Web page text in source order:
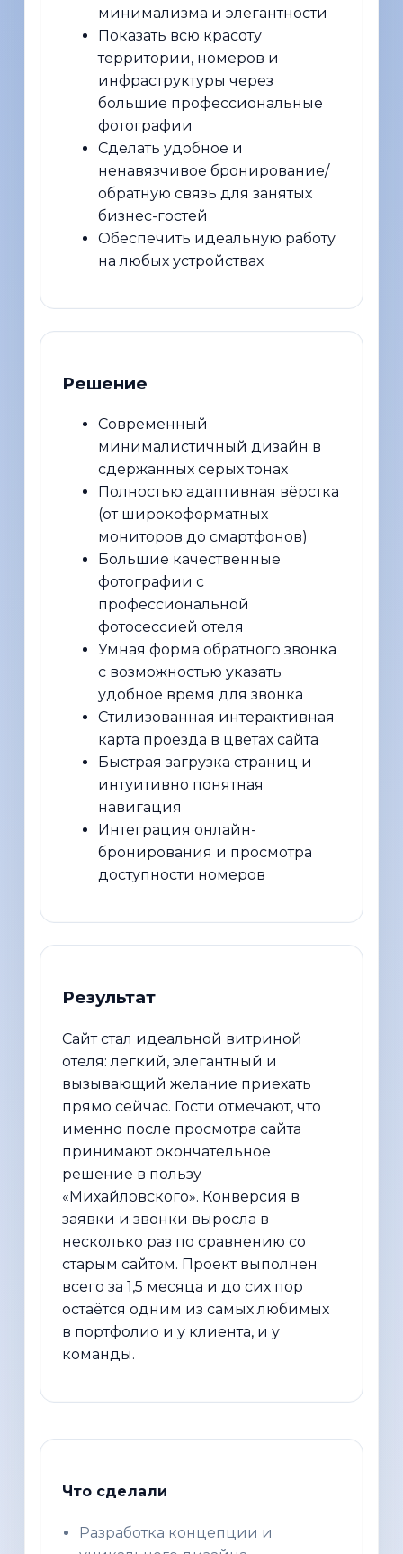
минимализма и элегантности
Показать всю красоту
территории, номеров и
инфраструктуры через
большие профессиональные
фотографии
Сделать удобное и
ненавязчивое бронирование/
обратную связь для занятых
бизнес-гостей
Обеспечить идеальную работу
на любых устройствах
Решение
Современный
минималистичный дизайн в
сдержанных серых тонах
Полностью адаптивная вёрстка
(от широкоформатных
мониторов до смартфонов)
Большие качественные
фотографии с
профессиональной
фотосессией отеля
Умная форма обратного звонка
с возможностью указать
удобное время для звонка
Стилизованная интерактивная
карта проезда в цветах сайта
Быстрая загрузка страниц и
интуитивно понятная
навигация
Интеграция онлайн-
бронирования и просмотра
доступности номеров
Результат
Сайт стал идеальной витриной
отеля: лёгкий, элегантный и
вызывающий желание приехать
прямо сейчас. Гости отмечают, что
именно после просмотра сайта
принимают окончательное
решение в пользу
«Михайловского». Конверсия в
заявки и звонки выросла в
несколько раз по сравнению со
старым сайтом. Проект выполнен
всего за 1,5 месяца и до сих пор
остаётся одним из самых любимых
в портфолио и у клиента, и у
команды.
Что сделали
Разработка концепции и